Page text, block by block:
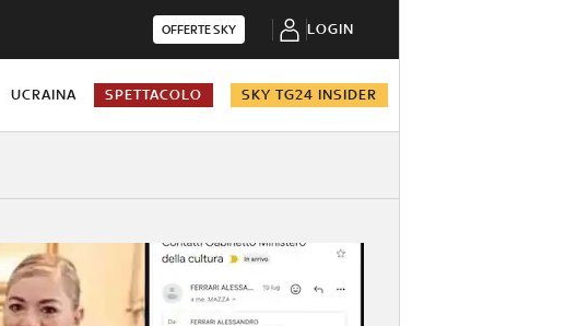
OFFERTE SKY LOGIN
UCRAINA SPETTACOLO SKY TG24 INSIDER